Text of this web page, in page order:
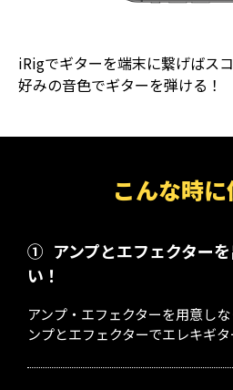
iRigでギターを端末に繋げばス
好みの音色でギターを弾ける！
こんな時に
① アンプとエフェクター
い！
アンプ・エフェクターを用意し
ンプとエフェクターでエレキギ